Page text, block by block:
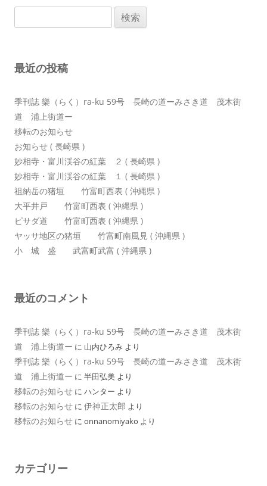
ョ
索:
最近の投稿
季刊誌 樂（らく）ra-ku 59号 長崎の道ーみさき道 茂木街
道 浦上街道ー
移転のお知らせ
お知らせ ( 長崎県 )
妙相寺・富川渓谷の紅葉 ２ ( 長崎県 )
妙相寺・富川渓谷の紅葉 １ ( 長崎県 )
祖納岳の猪垣 竹富町西表 ( 沖縄県 )
大平井戸 竹富町西表 ( 沖縄県 )
ピサダ道 竹富町西表 ( 沖縄県 )
ヤッサ地区の猪垣 竹富町南風見 ( 沖縄県 )
小 城 盛 武富町武富 ( 沖縄県 )
最近のコメント
季刊誌 樂（らく）ra-ku 59号 長崎の道ーみさき道 茂木街
道 浦上街道ー に 山内ひろみ より
季刊誌 樂（らく）ra-ku 59号 長崎の道ーみさき道 茂木街
道 浦上街道ー に 半田弘美 より
移転のお知らせ に ハンター より
移転のお知らせ に 伊神正太郎 より
移転のお知らせ に onnanomiyako より
カテゴリー